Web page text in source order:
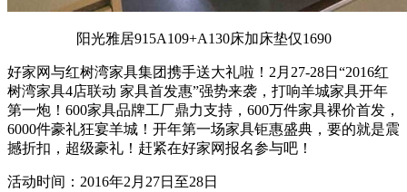
阳光雅居915A109+A130床加床垫仅1690
好家网与红树湾家具集团携手送大礼啦！2月27-28日“2016红
树湾家具4店联动 家具首发惠”强势来袭，打响羊城家具开年
第一炮！600家具品牌工厂鼎力支持，600万件家具裸价首发，
6000件豪礼狂宴羊城！开年第一场家具钜惠盛典，要的就是震
撼折扣，超级豪礼！赶紧在好家网报名参与吧！
活动时间：2016年2月27日至28日